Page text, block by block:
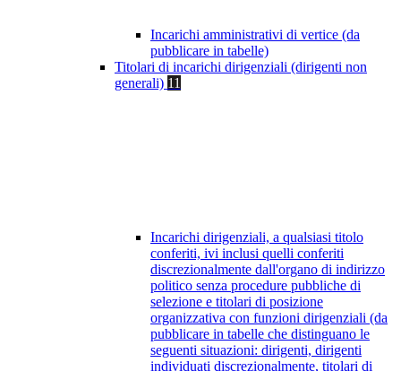
Incarichi amministrativi di vertice (da
pubblicare in tabelle)
Titolari di incarichi dirigenziali (dirigenti non
generali) 11
Incarichi dirigenziali, a qualsiasi titolo
conferiti, ivi inclusi quelli conferiti
discrezionalmente dall'organo di indirizzo
politico senza procedure pubbliche di
selezione e titolari di posizione
organizzativa con funzioni dirigenziali (da
pubblicare in tabelle che distinguano le
seguenti situazioni: dirigenti, dirigenti
individuati discrezionalmente, titolari di